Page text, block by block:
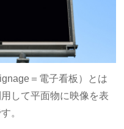
＝電子看板）とは
して平面物に映像を表
。